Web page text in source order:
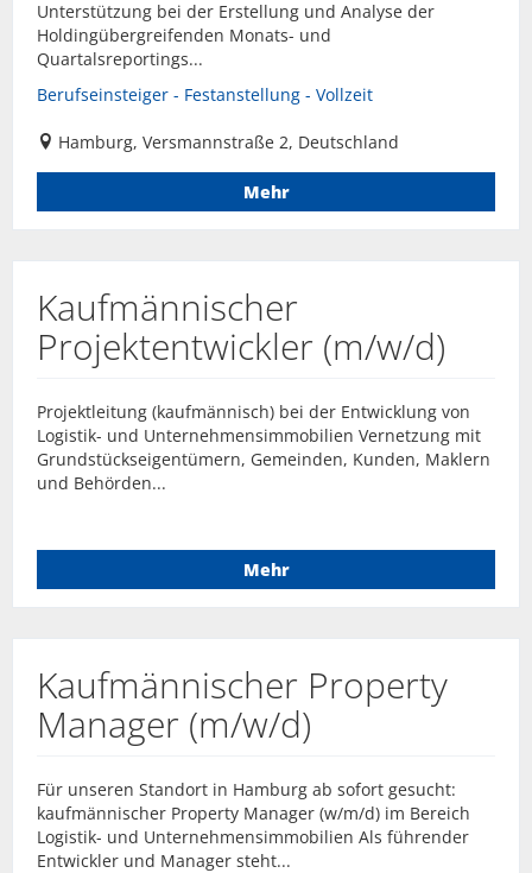
Unterstützung bei der Erstellung und Analyse der
Holdingübergreifenden Monats- und
Quartalsreportings...
Berufseinsteiger - Festanstellung - Vollzeit
Hamburg, Versmannstraße 2, Deutschland
Mehr
Kaufmännischer
Projektentwickler (m/w/d)
Projektleitung (kaufmännisch) bei der Entwicklung von
Logistik- und Unternehmensimmobilien Vernetzung mit
Grundstückseigentümern, Gemeinden, Kunden, Maklern
und Behörden...
Mehr
Kaufmännischer Property
Manager (m/w/d)
Für unseren Standort in Hamburg ab sofort gesucht:
kaufmännischer Property Manager (w/m/d) im Bereich
Logistik- und Unternehmensimmobilien Als führender
Entwickler und Manager steht...